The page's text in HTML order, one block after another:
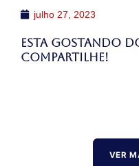
julho 27, 2023
Esta gostando
Compartilhe!
VER